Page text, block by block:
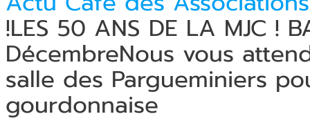
!LES 50 ANS DE LA MJC !
DécembreNous vous
salle des Pargueminiers
gourdonnaise